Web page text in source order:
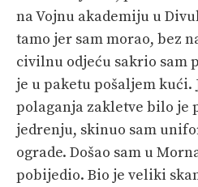
na Vojnu akademiju u
tamo jer sam morao, bez
civilnu odjeću sakrio sam
je u paketu pošaljem kući.
polaganja zakletve bilo je
jedrenju, skinuo sam
ograde. Došao sam u
pobijedio. Bio je veliki